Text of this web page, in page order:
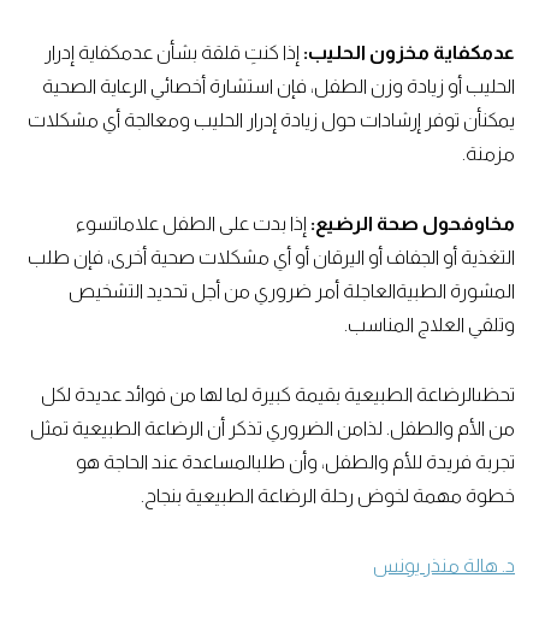
عدمكفاية مخزون الحليب: إذا كنتِ قلقة بشأن عدمكفاية إدرار
الحليب أو زيادة وزن الطفل، فإن استشارة أخصائي الرعاية الصحية
يمكنأن توفر إرشادات حول زيادة إدرار الحليب ومعالجة أي مشكلات
مزمنة.
مخاوفحول صحة الرضيع: إذا بدت على الطفل علاماتسوء
التغذية أو الجفاف أو اليرقان أو أي مشكلات صحية أخرى، فإن طلب
المشورة الطبيةالعاجلة أمر ضروري من أجل تحديد التشخيص
وتلقي العلاج المناسب.
تحظىالرضاعة الطبيعية بقيمة كبيرة لما لها من فوائد عديدة لكل
من الأم والطفل. لذامن الضروري تذكر أن الرضاعة الطبيعية تمثل
تجربة فريدة للأم والطفل، وأن طلبالمساعدة عند الحاجة هو
خطوة مهمة لخوض رحلة الرضاعة الطبيعية بنجاح.
د. هالة منذر يونس